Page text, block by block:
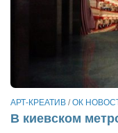
Валентин
Артём Мяус
Александра
Барды
Владимир
АРТ-КРЕАТИВ /ОК
В киевском